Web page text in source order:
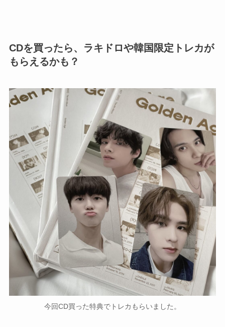
CDを買ったら、ラキドロや韓国限定トレカが
もらえるかも？
今回CD買った特典でトレカもらいました。